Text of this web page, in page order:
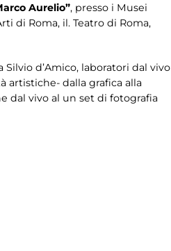
Aurelio”, presso i Musei
di Roma, il. Teatro di Roma,
d’Amico, laboratori dal vivo
artistiche- dalla grafica alla
dal vivo al un set di fotografia